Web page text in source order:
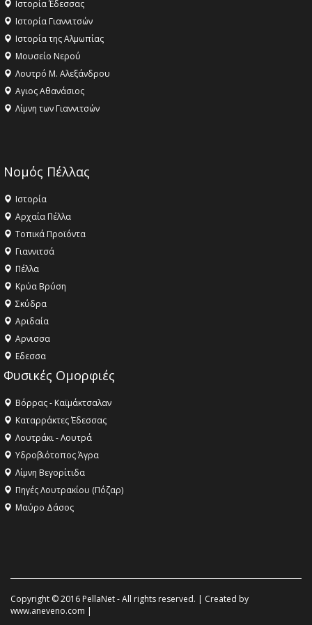
Ιστορία Έδεσσας
Ιστορία Γιαννιτσών
Ιστορία της Αλμωπίας
Μουσείο Νερού
Λουτρό Μ. Αλεξάνδρου
Αγιος Αθανάσιος
Λίμνη των Γιαννιτσών
Νομός Πέλλας
Ιστορία
Αρχαία Πέλλα
Τοπικά Προϊόντα
Γιαννιτσά
Πέλλα
Κρύα Βρύση
Σκύδρα
Αριδαία
Aρνισσα
Eδεσσα
Φυσικές Ομορφιές
Βόρρας - Καϊμάκτσαλαν
Καταρράκτες Έδεσσας
Λουτράκι - Λουτρά
Υδροβιότοπος Άγρα
Λίμνη Βεγορίτιδα
Πηγές Λουτρακίου (Πόζαρ)
Μαύρο Δάσος
Copyright © 2016 PellaNet - All rights reserved. | Created by
www.aneveno.com |